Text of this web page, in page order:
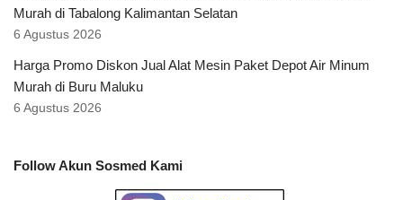
Murah di Tabalong Kalimantan Selatan
6 Agustus 2026
Harga Promo Diskon Jual Alat Mesin Paket Depot Air Minum
Murah di Buru Maluku
6 Agustus 2026
Follow Akun Sosmed Kami